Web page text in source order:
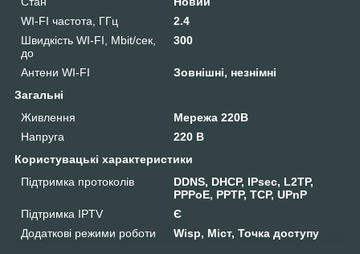
WI-FI частота, ГГц
2.4
Швидкість WI-FI, Mbit/сек,
до
300
Антени WI-FI
Зовнішні, незнімні
Загальні
Живлення
Мережа 220В
Напруга
220 В
Користувацькі характеристики
Підтримка протоколів
DDNS, DHCP, IPsec, L2TP,
PPPoE, PPTP, TCP, UPnP
Підтримка IPTV
Є
Додаткові режими роботи
Wisp, Міст, Точка доступу